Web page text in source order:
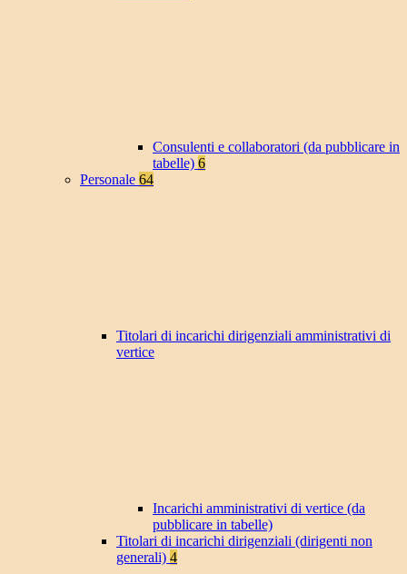
Consulenti e collaboratori (da pubblicare in
tabelle) 6
Personale 64
Titolari di incarichi dirigenziali amministrativi di
vertice
Incarichi amministrativi di vertice (da
pubblicare in tabelle)
Titolari di incarichi dirigenziali (dirigenti non
generali) 4